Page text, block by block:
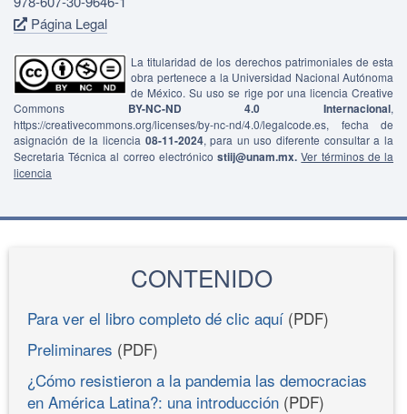
Página Legal
La titularidad de los derechos patrimoniales de esta
obra pertenece a la Universidad Nacional Autónoma
de México. Su uso se rige por una licencia Creative
Commons BY-NC-ND 4.0 Internacional,
https://creativecommons.org/licenses/by-nc-nd/4.0/legalcode.es, fecha de
asignación de la licencia 08-11-2024, para un uso diferente consultar a la
Secretaria Técnica al correo electrónicostiij@unam.mx. Ver términos de la
licencia
CONTENIDO
Para ver el libro completo dé clic aquí (PDF)
Preliminares (PDF)
¿Cómo resistieron a la pandemia las democracias
en América Latina?: una introducción (PDF)